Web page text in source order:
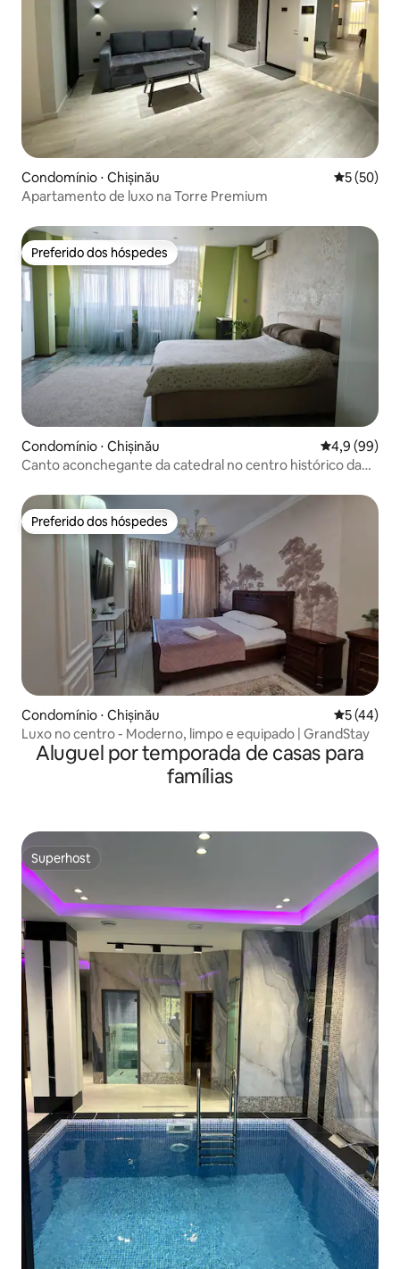
Condomínio ⋅ Chișinău 5 de uma
5 (50)
Apartamento de luxo na Torre Premium
Preferido dos hóspedes
Preferido dos hóspedes
Condomínio ⋅ Chișinău 4,9 de uma
4,9 (99)
Canto aconchegante da catedral no centro histórico da
Preferido dos hóspedes
Preferido dos hóspedes
Condomínio ⋅ Chișinău 5 de uma
5 (44)
Luxo no centro - Moderno, limpo e equipado | GrandStay
Aluguel por temporada de casas para
famílias
Superhost
Superhost